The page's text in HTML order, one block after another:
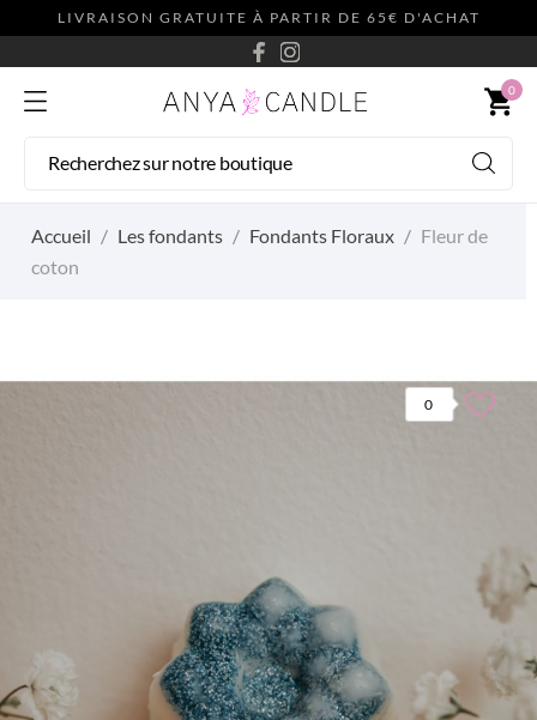
LIVRAISON GRATUITE À PARTIR DE 65€ D'ACHAT
shopping_cart
0
Accueil Les fondants Fondants Floraux
Fleur de
coton
0